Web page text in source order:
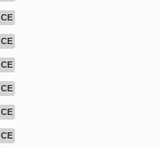
CE
CE
CE
CE
CE
CE